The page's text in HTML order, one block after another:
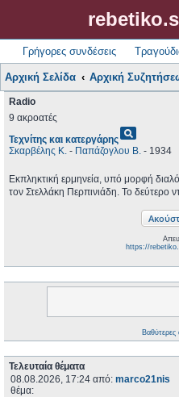
Γρήγορες συνδέσεις
Αρχική Σελίδα Αρχική
Radio
9 ακροατές
Τεχνίτης και κατεργάρηςpageview
Σκαρβέλης Κ. - Παπάζογλου Β. - 1934
Εκπληκτική ερμηνεία, υπό μορφή
τον Στελλάκη Περπινιάδη. Το δεύτερο
https://
Βαθύτερες
Τελευταία θέματα
08.08.2026, 17:24 από: marco21nis
θέμα: